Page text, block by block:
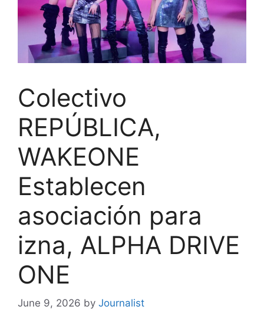
Colectivo
REPÚBLICA,
WAKEONE
Establecen
asociación para
izna, ALPHA DRIVE
ONE
June 9, 2026 by Journalist